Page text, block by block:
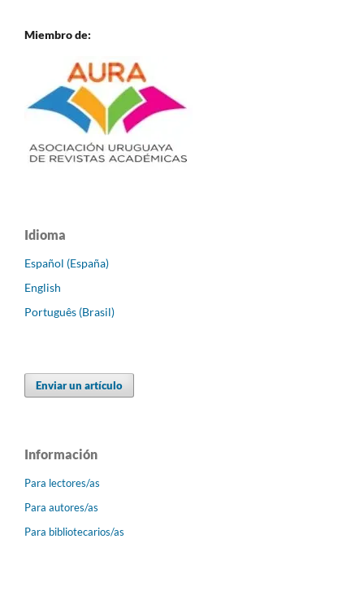
Miembro de:
Idioma
Español (España)
English
Português (Brasil)
Enviar un artículo
Información
Para lectores/as
Para autores/as
Para bibliotecarios/as